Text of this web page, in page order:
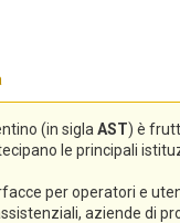
(in sigla AST) è
le principali
per operatori e
aziende di